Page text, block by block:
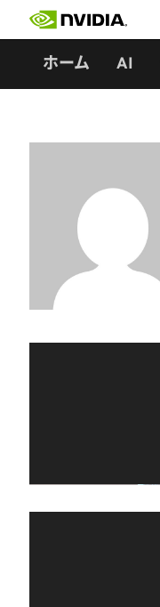
ホーム AI